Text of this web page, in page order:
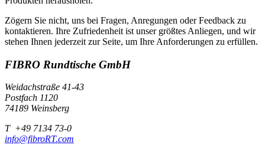
Zögern Sie nicht, uns bei Fragen, Anregungen oder Feedback zu
kontaktieren. Ihre Zufriedenheit ist unser größtes Anliegen, und wir
stehen Ihnen jederzeit zur Seite, um Ihre Anforderungen zu erfüllen.
FIBRO Rundtische GmbH
Weidachstraße 41-43
Postfach 1120
74189 Weinsberg
T +49 7134 73-0
info@fibroRT.com